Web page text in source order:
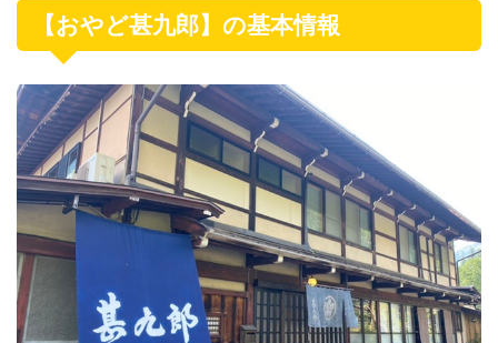
【おやど甚九郎】の基本情報